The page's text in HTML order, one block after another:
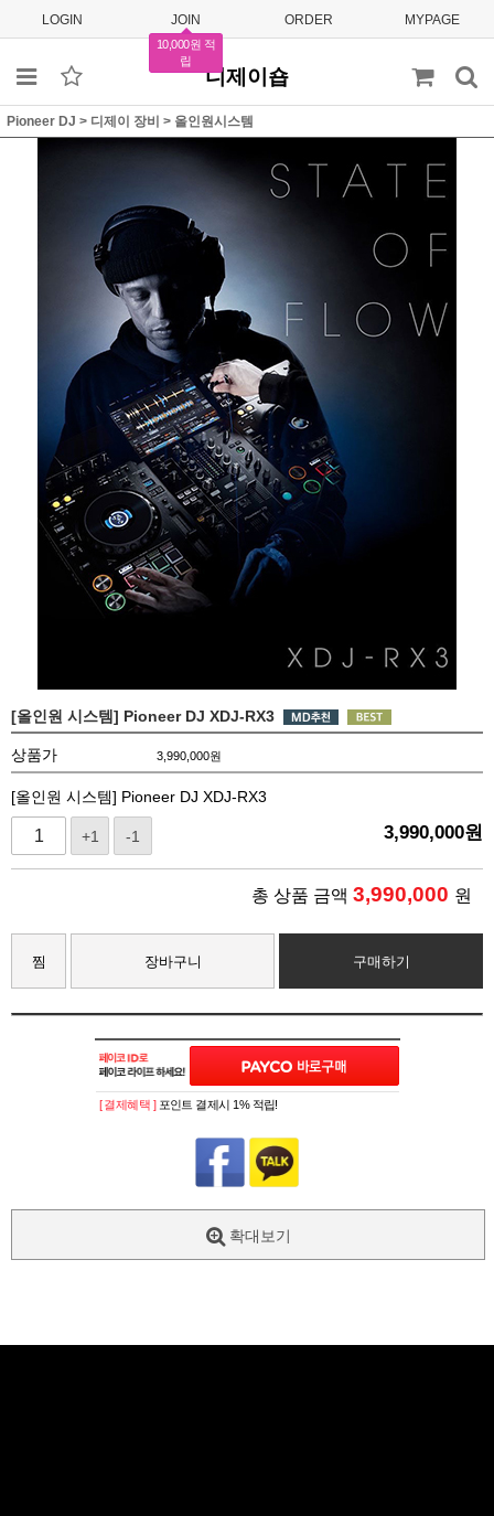
LOGIN JOIN
10,000원 적
립
ORDER MYPAGE
디제이숍
Pioneer DJ > 디제이 장비 > 올인원시스템
[올인원 시스템] Pioneer DJ XDJ-RX3
상품가 3,990,000원
[올인원 시스템] Pioneer DJ XDJ-RX3
+1 -1 3,990,000원
총 상품 금액 3,990,000 원
찜 장바구니 구매하기
[ 결제혜택 ] 포인트 결제시 1% 적립!
확대보기